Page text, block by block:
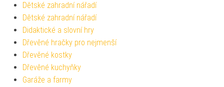
Dětské zahradní nářadí
Dětské zahradní nářadí
Didaktické a slovní hry
Dřevěné hračky pro nejmenší
Dřevěné kostky
Dřevěné kuchyňky
Garáže a farmy